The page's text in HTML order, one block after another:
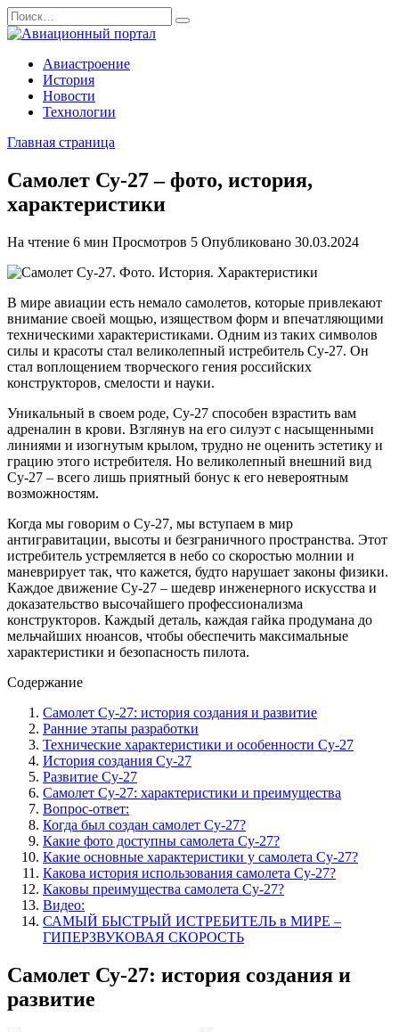
Перейти
к
содержанию
Search
for:
Авиастроение
История
Новости
Технологии
Главная страница
Самолет Су-27 – фото, история,
характеристики
На чтение 6 мин Просмотров 5 Опубликовано 30.03.2024
В мире авиации есть немало самолетов, которые привлекают
внимание своей мощью, изяществом форм и впечатляющими
техническими характеристиками. Одним из таких символов
силы и красоты стал великолепный истребитель Су-27. Он
стал воплощением творческого гения российских
конструкторов, смелости и науки.
Уникальный в своем роде, Су-27 способен взрастить вам
адреналин в крови. Взглянув на его силуэт с насыщенными
линиями и изогнутым крылом, трудно не оценить эстетику и
грацию этого истребителя. Но великолепный внешний вид
Су-27 – всего лишь приятный бонус к его невероятным
возможностям.
Когда мы говорим о Су-27, мы вступаем в мир
антигравитации, высоты и безграничного пространства. Этот
истребитель устремляется в небо со скоростью молнии и
маневрирует так, что кажется, будто нарушает законы физики.
Каждое движение Су-27 – шедевр инженерного искусства и
доказательство высочайшего профессионализма
конструкторов. Каждый деталь, каждая гайка продумана до
мельчайших нюансов, чтобы обеспечить максимальные
характеристики и безопасность пилота.
Содержание
Самолет Су-27: история создания и развитие
Ранние этапы разработки
Технические характеристики и особенности Су-27
История создания Су-27
Развитие Су-27
Самолет Су-27: характеристики и преимущества
Вопрос-ответ:
Когда был создан самолет Су-27?
Какие фото доступны самолета Су-27?
Какие основные характеристики у самолета Су-27?
Какова история использования самолета Су-27?
Каковы преимущества самолета Су-27?
Видео:
САМЫЙ БЫСТРЫЙ ИСТРЕБИТЕЛЬ в МИРЕ –
ГИПЕРЗВУКОВАЯ СКОРОСТЬ
Самолет Су-27: история создания и
развитие